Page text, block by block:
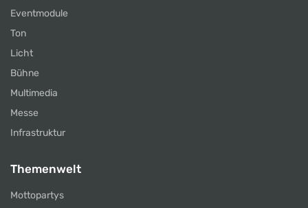
Eventmodule
Ton
Licht
Bühne
Multimedia
Messe
Infrastruktur
Themenwelt
Mottopartys